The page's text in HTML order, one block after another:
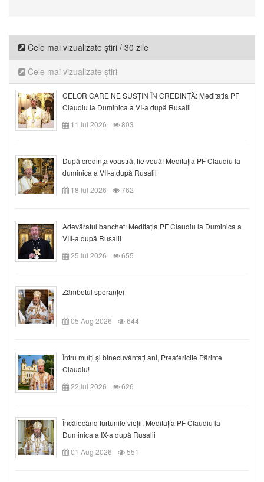
Cele mai vizualizate știri / 30 zile
Cele mai vizualizate știri
CELOR CARE NE SUSȚIN ÎN CREDINȚĂ: Meditația PF
Claudiu la Duminica a VI-a după Rusalii
11 Iul 2026
803
După credinţa voastră, fie vouă! Meditația PF Claudiu la
duminica a VII-a după Rusalii
18 Iul 2026
762
Adevăratul banchet: Meditația PF Claudiu la Duminica a
VIII-a după Rusalii
25 Iul 2026
655
Zâmbetul speranței
05 Aug 2026 644
Întru mulți și binecuvântați ani, Preafericite Părinte
Claudiu!
22 Iul 2026
626
Încălecând furtunile vieții: Meditația PF Claudiu la
Duminica a IX-a după Rusalii
01 Aug 2026
551